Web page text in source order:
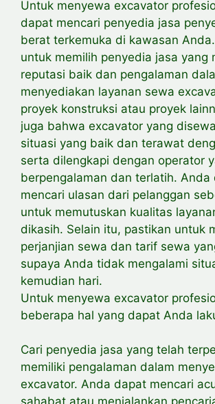
Untuk menyewa excavator
dapat mencari penyedia jasa
berat terkemuka di kawasan
untuk memilih penyedia jasa yang
reputasi baik dan pengalaman
menyediakan layanan sewa
proyek konstruksi atau proyek
juga bahwa excavator yang
situasi yang baik dan terawat
serta dilengkapi dengan operator
berpengalaman dan terlatih. Anda
mencari ulasan dari pelanggan
untuk memutuskan kualitas
dikasih. Selain itu, pastikan untuk
perjanjian sewa dan tarif sewa
supaya Anda tidak mengalami
kemudian hari.
Untuk menyewa excavator
beberapa hal yang dapat Anda
Cari penyedia jasa yang telah
memiliki pengalaman dalam
excavator. Anda dapat mencari